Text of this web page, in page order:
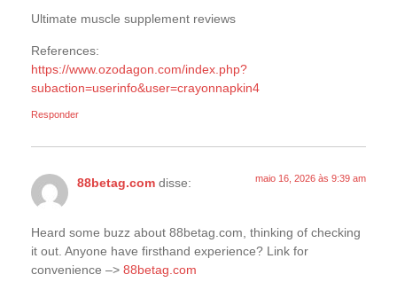
Ultimate muscle supplement reviews
References:
https://www.ozodagon.com/index.php?
subaction=userinfo&user=crayonnapkin4
Responder
88betag.com disse: maio 16, 2026 às 9:39 am
Heard some buzz about 88betag.com, thinking of checking
it out. Anyone have firsthand experience? Link for
convenience –> 88betag.com